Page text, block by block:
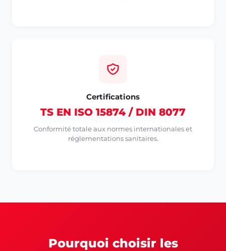
Certifications
TS EN ISO 15874 / DIN 8077
Conformité totale aux normes internationales et
réglementations sanitaires.
Pourquoi choisir les